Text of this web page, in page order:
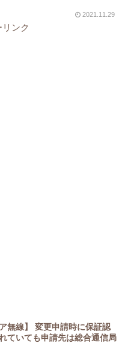
2021.11.29
リンク
無線】 変更申請時に保証認
ていても申請先は総合通信局